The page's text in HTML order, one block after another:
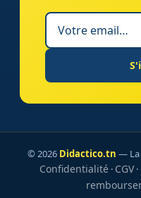
© 2026 Didactico.tn — La
Confidentialité · CGV·